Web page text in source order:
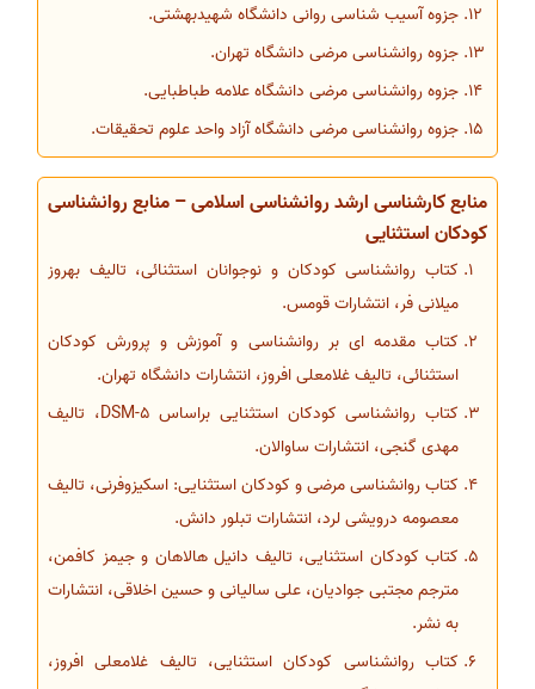
جزوه آسیب شناسی روانی دانشگاه شهیدبهشتی.
جزوه روانشناسی مرضی دانشگاه تهران.
جزوه روانشناسی مرضی دانشگاه علامه طباطبایی.
جزوه روانشناسی مرضی دانشگاه آزاد واحد علوم تحقیقات.
منابع کارشناسی ارشد روانشناسی اسلامی – منابع روانشناسی
کودکان استثنایی
کتاب روانشناسی کودکان و نوجوانان استثنائی، تالیف بهروز
میلانی فر، انتشارات قومس.
کتاب مقدمه ای بر روانشناسی و آموزش و پرورش کودکان
استثنائی، تالیف غلامعلی افروز، انتشارات دانشگاه تهران.
کتاب روانشناسی کودکان استثنایی براساس DSM-5، تالیف
مهدی گنجی، انتشارات ساوالان.
کتاب روانشناسی مرضی و کودکان استثنایی: اسکیزوفرنی، تالیف
معصومه درویشی لرد، انتشارات تبلور دانش.
کتاب کودکان استثنایی، تالیف دانیل هالاهان و جیمز کافمن،
مترجم مجتبی جوادیان، علی سالیانی و حسین اخلاقی، انتشارات
به نشر.
کتاب روانشناسی کودکان استثنایی، تالیف غلامعلی افروز،